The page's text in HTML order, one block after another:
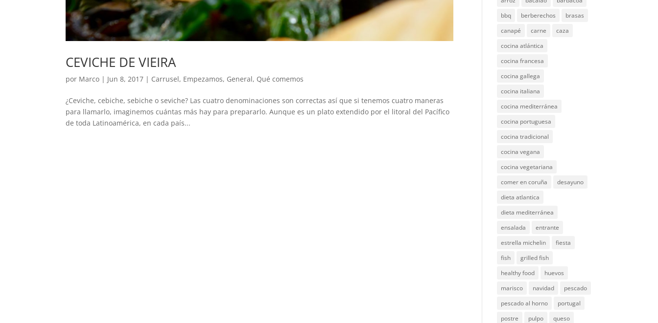
CEVICHE DE VIEIRA
por Marco | Jun 8, 2017 | Carrusel, Empezamos, General, Qué comemos
¿Ceviche, cebiche, sebiche o seviche? Las cuatro denominaciones son correctas así que si tenemos cuatro maneras
para llamarlo, imaginemos cuántas más hay para prepararlo. Aunque es un plato extendido por el litoral del Pacífico
de toda Latinoamérica, en cada país...
bbq
berberechos
brasas
canapé
carne
caza
cocina atlántica
cocina francesa
cocina gallega
cocina italiana
cocina mediterránea
cocina portuguesa
cocina tradicional
cocina vegana
cocina vegetariana
comer en coruña
desayuno
dieta atlantica
dieta mediterránea
ensalada
entrante
estrella michelin
fiesta
fish
grilled fish
healthy food
huevos
marisco
navidad
pescado
pescado al horno
portugal
postre
pulpo
queso